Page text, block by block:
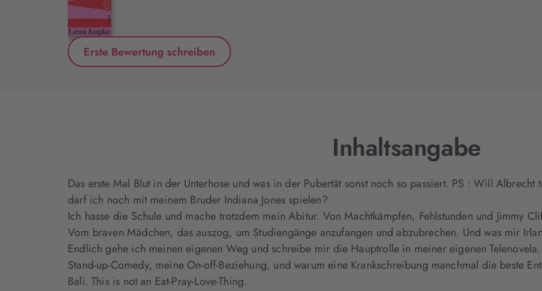
Erste Bewertung schreiben
Inhaltsangabe
Das erste Mal Blut in der Unterhose und was in der Pubertät sonst noch so passiert. PS : Will
darf ich noch mit meinem Bruder Indiana Jones spielen?
Ich hasse die Schule und mache trotzdem mein Abitur. Von Machtkämpfen, Fehlstunden und Jimmy
Vom braven Mädchen, das auszog, um Studiengänge anzufangen und abzubrechen. Und was mir
Endlich gehe ich meinen eigenen Weg und schreibe mir die Hauptrolle in meiner eigenen Telenovela.
Stand-up-Comedy, meine On-off-Beziehung, und warum eine Krankschreibung manchmal die beste
Bali. This is not an Eat-Pray-Love-Thing.